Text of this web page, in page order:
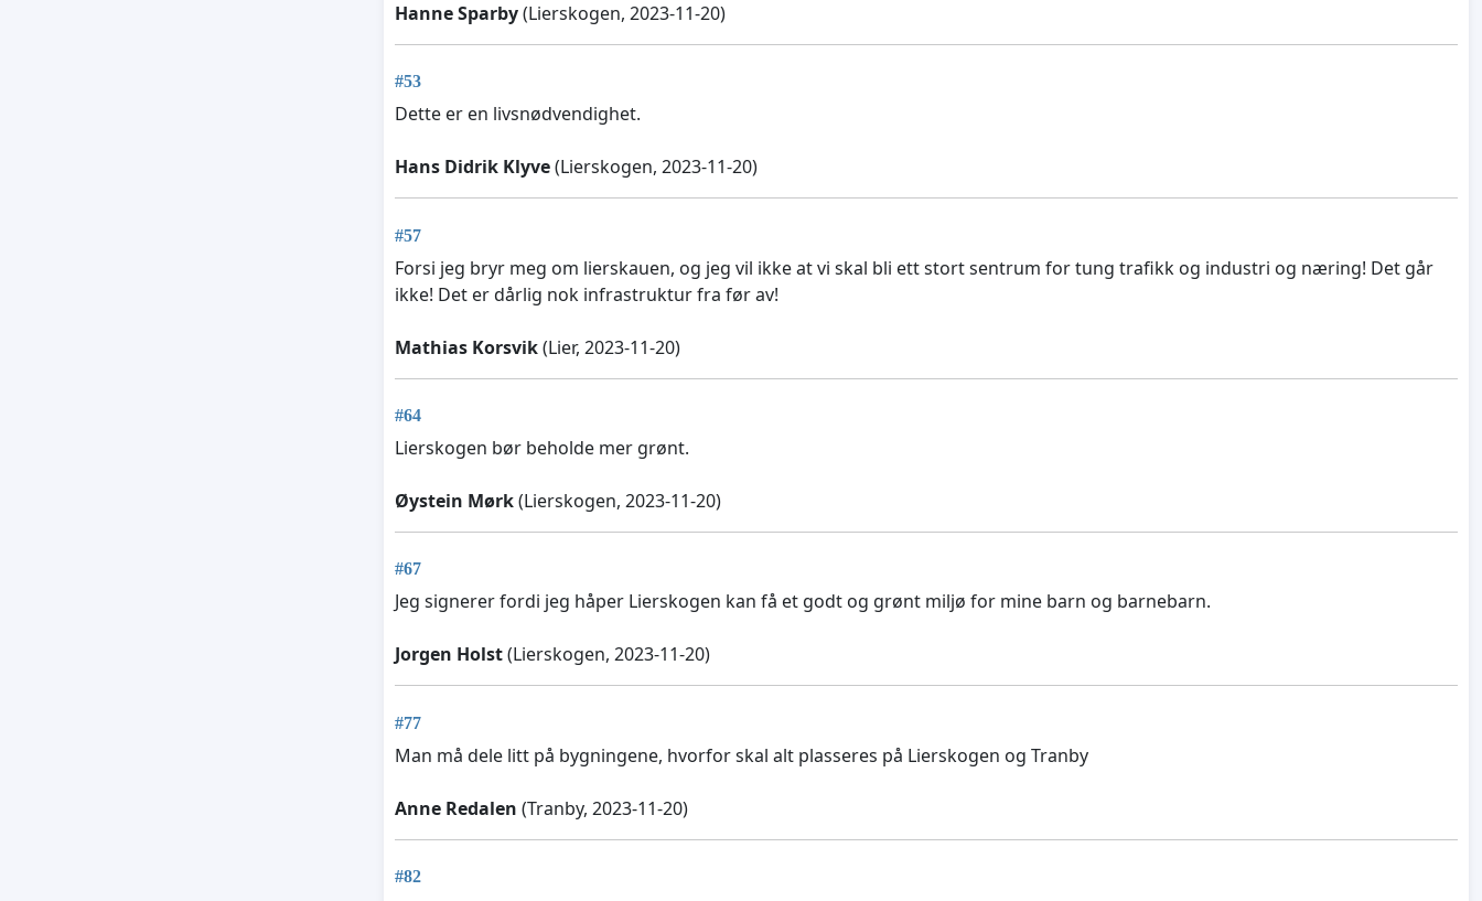
Hanne Sparby(Lierskogen, 2023-11-20)
#53
Dette er en livsnødvendighet.
Hans Didrik Klyve(Lierskogen, 2023-11-20)
#57
Forsi jeg bryr meg om lierskauen, og jeg vil ikke at vi skal bli ett stort sentrum for tung trafikk og industri og næring! Det går
ikke! Det er dårlig nok infrastruktur fra før av!
Mathias Korsvik(Lier, 2023-11-20)
#64
Lierskogen bør beholde mer grønt.
Øystein Mørk(Lierskogen, 2023-11-20)
#67
Jeg signerer fordi jeg håper Lierskogen kan få et godt og grønt miljø for mine barn og barnebarn.
Jorgen Holst(Lierskogen, 2023-11-20)
#77
Man må dele litt på bygningene, hvorfor skal alt plasseres på Lierskogen og Tranby
Anne Redalen (Tranby, 2023-11-20)
#82